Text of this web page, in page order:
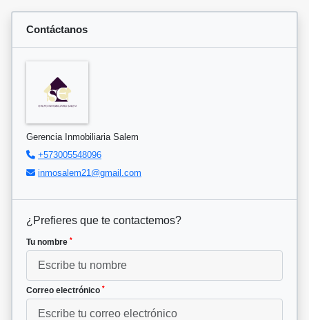
Contáctanos
Gerencia Inmobiliaria Salem
+573005548096
inmosalem21@gmail.com
¿Prefieres que te contactemos?
Tu nombre *
Correo electrónico *